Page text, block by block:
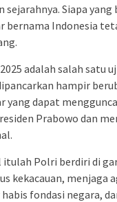
sejarahnya. Siapa
bernama Indonesia
adalah salah satu
hampir
yang dapat
Prabowo dan
itulah Polri berdiri di
kekacauan, menjaga
fondasi negara,